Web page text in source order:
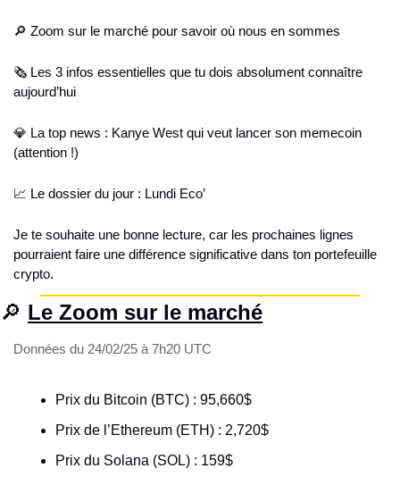
🔎 Zoom sur le marché pour savoir où nous en sommes
🗞️ Les 3 infos essentielles que tu dois absolument connaître
aujourd’hui
💎 La top news : Kanye West qui veut lancer son memecoin
(attention !)
📈 Le dossier du jour : Lundi Eco’
Je te souhaite une bonne lecture, car les prochaines lignes
pourraient faire une différence significative dans ton portefeuille
crypto.
🔎 Le Zoom sur le marché
Données du 24/02/25 à 7h20 UTC
Prix du Bitcoin (BTC) : 95,660$
Prix de l’Ethereum (ETH) : 2,720$
Prix du Solana (SOL) : 159$